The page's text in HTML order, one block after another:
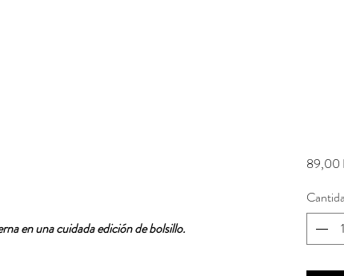
en una cuidada edición de bolsillo.
89,00